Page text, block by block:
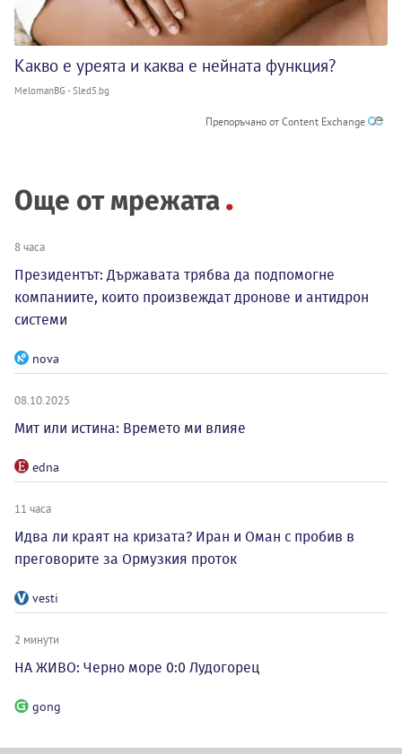
Какво е уреята и каква е нейната функция?
MelomanBG - Sled5.bg
Препоръчано от Content Exchange
Още от мрежата
8 часа
Президентът: Държавата трябва да подпомогне
компаниите, които произвеждат дронове и антидрон
системи
nova
08.10.2025
Мит или истина: Времето ми влияе
edna
11 часа
Идва ли краят на кризата? Иран и Оман с пробив в
преговорите за Ормузкия проток
vesti
2 минути
НА ЖИВО: Черно море 0:0 Лудогорец
gong